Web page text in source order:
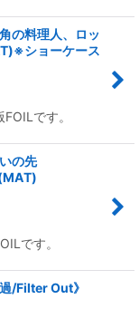
の料理人、ロッ
ショーケース
です。
の先
です。
/Filter Out》